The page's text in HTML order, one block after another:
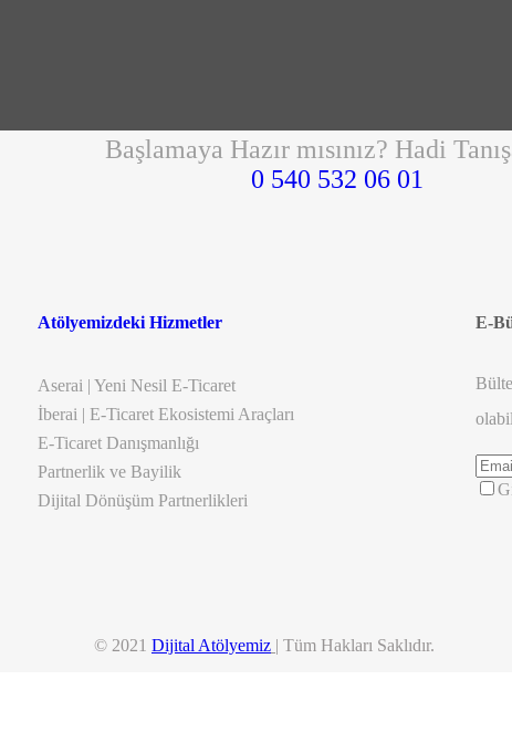
Başlamaya Hazır mısınız? Hadi
0 540 532 06 01
Atölyemizdeki Hizmetler
Aserai | Yeni Nesil E-Ticaret
İberai | E-Ticaret Ekosistemi Araçları
E-Ticaret Danışmanlığı
Partnerlik ve Bayilik
Dijital Dönüşüm Partnerlikleri
E-
© 2021 Dijital Atölyemiz | Tüm Hakları Saklıdır.